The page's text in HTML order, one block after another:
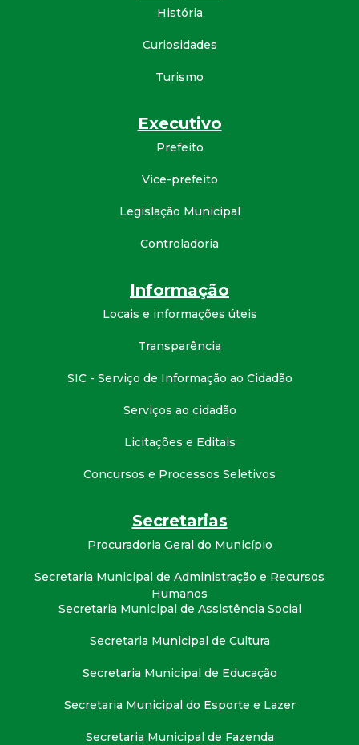
História
Curiosidades
Turismo
Executivo
Prefeito
Vice-prefeito
Legislação Municipal
Controladoria
Informação
Locais e informações úteis
Transparência
SIC - Serviço de Informação ao Cidadão
Serviços ao cidadão
Licitações e Editais
Concursos e Processos Seletivos
Secretarias
Procuradoria Geral do Município
Secretaria Municipal de Administração e Recursos
Humanos
Secretaria Municipal de Assistência Social
Secretaria Municipal de Cultura
Secretaria Municipal de Educação
Secretaria Municipal do Esporte e Lazer
Secretaria Municipal de Fazenda